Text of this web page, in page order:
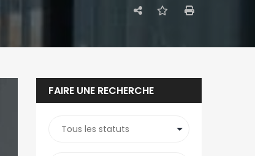
FAIRE UNE RECHERCHE